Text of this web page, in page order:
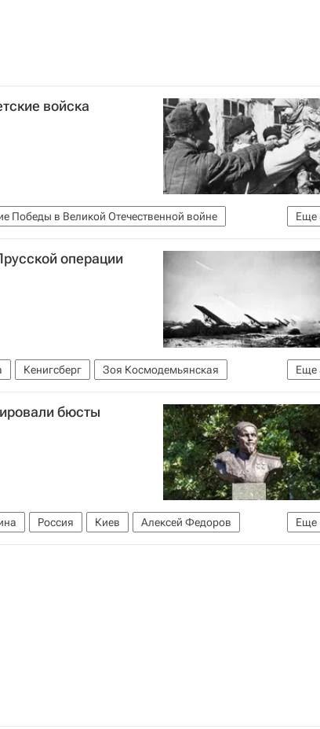
войска
Еще
Победы в Великой Отечественной войне
войне
история
Курск
операции
Еще
Кенигсберг
Зоя Космодемьянская
бюсты
Еще
Россия Киев
Алексей Федоров